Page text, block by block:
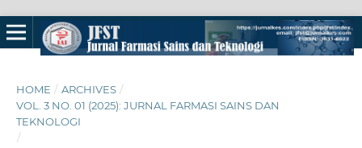
HOME / ARCHIVES /
VOL. 3 NO. 01 (2025): JURNAL FARMASI SAINS DAN
TEKNOLOGI
/